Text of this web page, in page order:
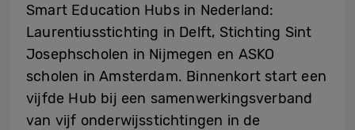
Smart Education Hubs in Nederland:
Laurentiusstichting in Delft, Stichting Sint
Josephscholen in Nijmegen en ASKO
scholen in Amsterdam. Binnenkort start een
vijfde Hub bij een samenwerkingsverband
van vijf onderwijsstichtingen in de